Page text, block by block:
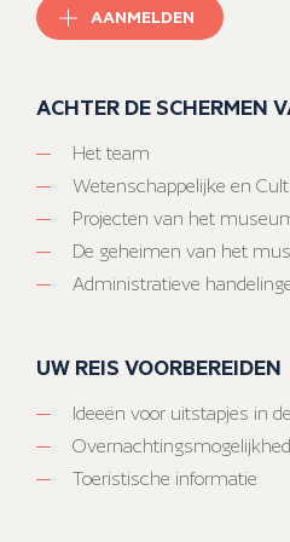
AANMELDEN
ACHTER DE SCHERMEN
Het team
Wetenschappelijke en
Projecten van het
De geheimen van het
Administratieve
UW REIS VOORBEREIDEN
Ideeën voor uitstapjes in
Toeristische informatie